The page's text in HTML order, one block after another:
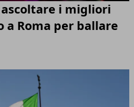
i migliori
a Roma per ballare